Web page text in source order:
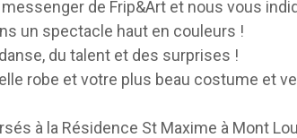
de Frip&Art et nous vous
un spectacle haut en couleurs !
du talent et des surprises !
robe et votre plus beau costume et
à la Résidence St Maxime à Mont